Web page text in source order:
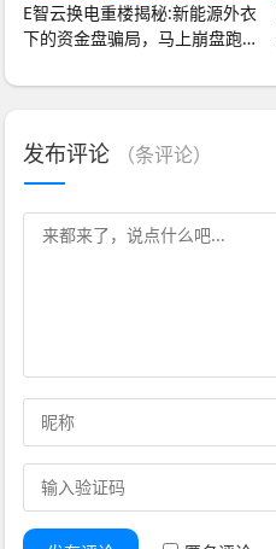
E智云换电重楼揭秘:新能源外衣
下的资金盘骗局，马上崩盘跑
发布评论 （条评论）